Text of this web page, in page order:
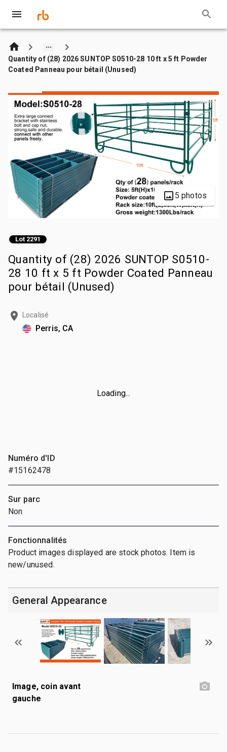
Quantity of (28) 2026 SUNTOP S0510-28 10 ft x 5 ft Powder
Coated Panneau pour bétail (Unused)
5 photos
Lot 2291
Quantity of (28) 2026 SUNTOP S0510-
28 10 ft x 5 ft Powder Coated Panneau
pour bétail (Unused)
Localisé
Perris, CA
Loading...
Numéro d'ID
#15162478
Sur parc
Non
Fonctionnalités
Product images displayed are stock photos. Item is
new/unused.
General Appearance
Image, coin avant
gauche